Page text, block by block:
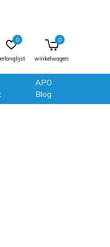
APO
Blog
0
winkelwagen
0